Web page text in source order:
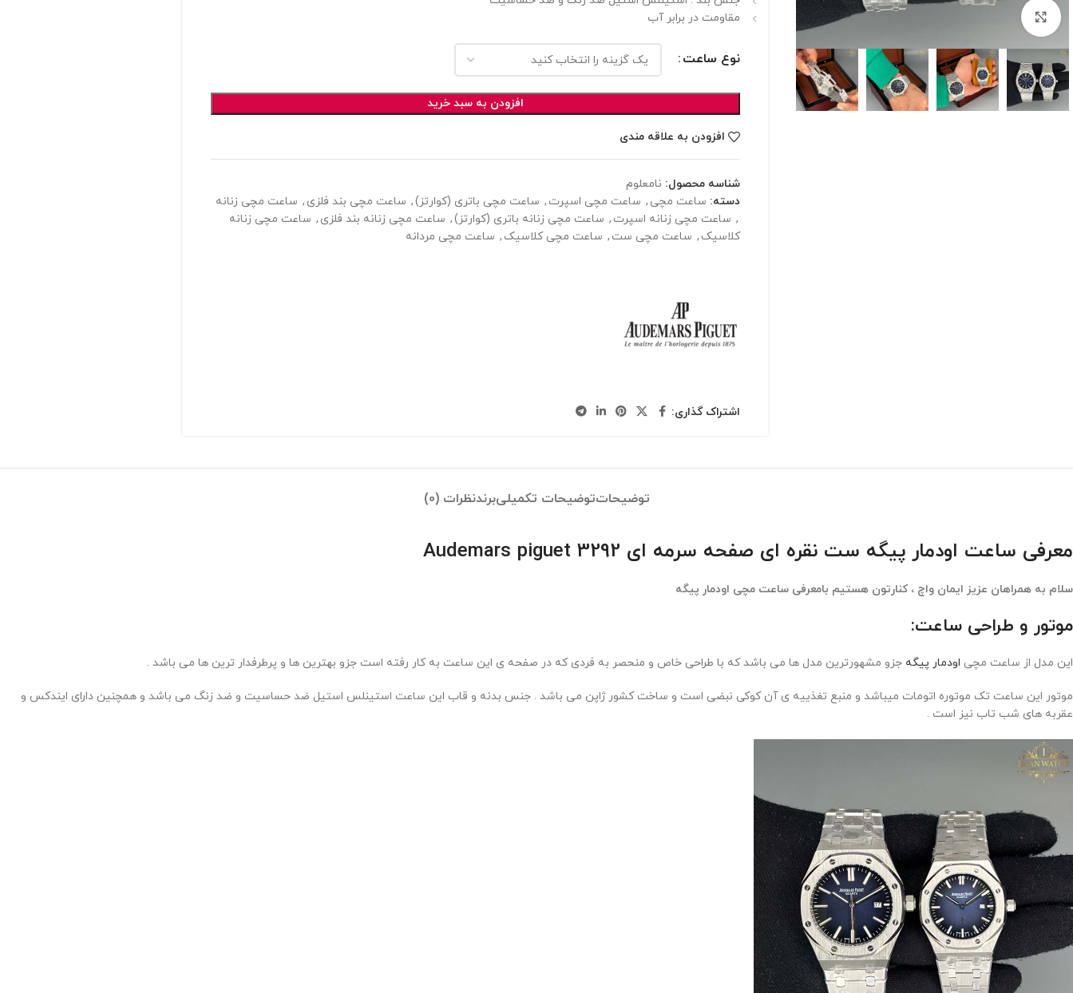
مقاومت در برابر آب
نوع ساعت
افزودن به سبد خرید
افزودن به علاقه مندی
شناسه محصول: نامعلوم
دسته: ساعت مچی , ساعت مچی اسپرت , ساعت مچی باتری (کوارتز), ساعت مچی بند فلزی , ساعت مچی زنانه
, ساعت مچی زنانه اسپرت , ساعت مچی زنانه باتری (کوارتز), ساعت مچی زنانه بند فلزی , ساعت مچی زنانه
کلاسیک , ساعت مچی ست , ساعت مچی کلاسیک , ساعت مچی مردانه
اشتراک گذاری:
توضیحاتتوضیحات تکمیلیبرندنظرات (0)
معرفی ساعت اودمار پیگه ست نقره ای صفحه سرمه ای Audemars piguet 3292
سلام به همراهان عزیز ایمان واچ ، کنارتون هستیم بامعرفی ساعت مچی اودمار پیگه
موتور و طراحی ساعت:
این مدل از ساعت مچی اودمار پیگه جزو مشهورترین مدل ها می باشد که با طراحی خاص و منحصر به فردی که در صفحه ی این ساعت به کار رفته است جزو بهترین ها و پرطرفدار ترین ها می باشد .
موتور این ساعت تک موتوره اتومات میباشد و منبع تغذییه ی آن کوکی نبضی است و ساخت کشور ژاپن می باشد . جنس بدنه و قاب این ساعت استینلس استیل ضد حساسیت و ضد زنگ می باشد و همچنین دارای ایندکس و
عقربه های شب تاب نیز است .